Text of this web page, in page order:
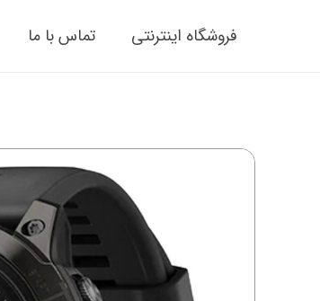
فروشگاه اینترنتی تماس با ما